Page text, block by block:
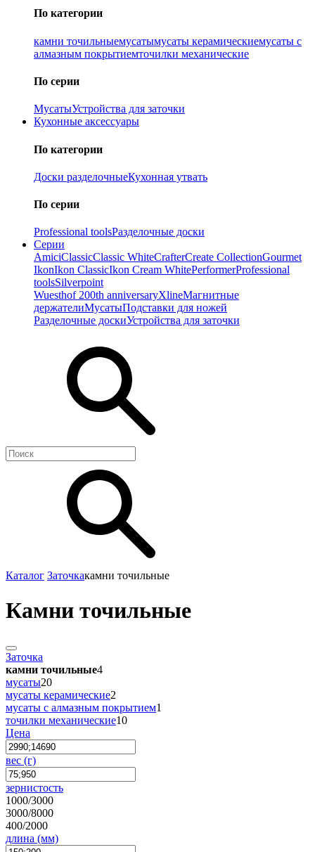
По категории
камни точильныемусатымусаты керамическиемусаты с
алмазным покрытиемточилки механические
По серии
МусатыУстройства для заточки
Кухонные аксессуары
По категории
Доски разделочныеКухонная утвать
По серии
Professional toolsРазделочные доски
Серии
AmiciClassicClassic WhiteCrafterCreate CollectionGourmet
IkonIkon ClassiсIkon Cream WhitePerformerProfessional
toolsSilverpoint
Wuesthof 200th anniversaryXlineМагнитные
держателиМусатыПодставки для ножей
Разделочные доскиУстройства для заточки
Каталог Заточкакамни точильные
Камни точильные
Заточка
камни точильные4
мусаты20
мусаты керамические2
мусаты с алмазным покрытием1
точилки механические10
Цена
вес (г)
зернистость
1000/3000
3000/8000
400/2000
длина (мм)